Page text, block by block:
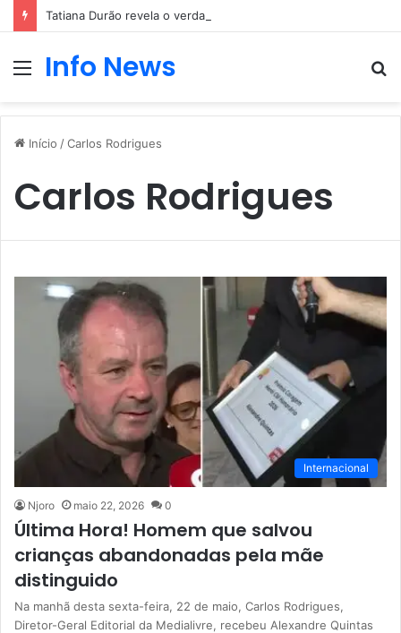
Menu
Info News
Início /Carlos Rodrigues
Carlos Rodrigues
Internacional
Njoro maio 22, 2026 0
Última Hora! Homem que salvou
crianças abandonadas pela mãe
distinguido
Na manhã desta sexta-feira, 22 de maio, Carlos Rodrigues,
Diretor-Geral Editorial da Medialivre, recebeu Alexandre Quintas